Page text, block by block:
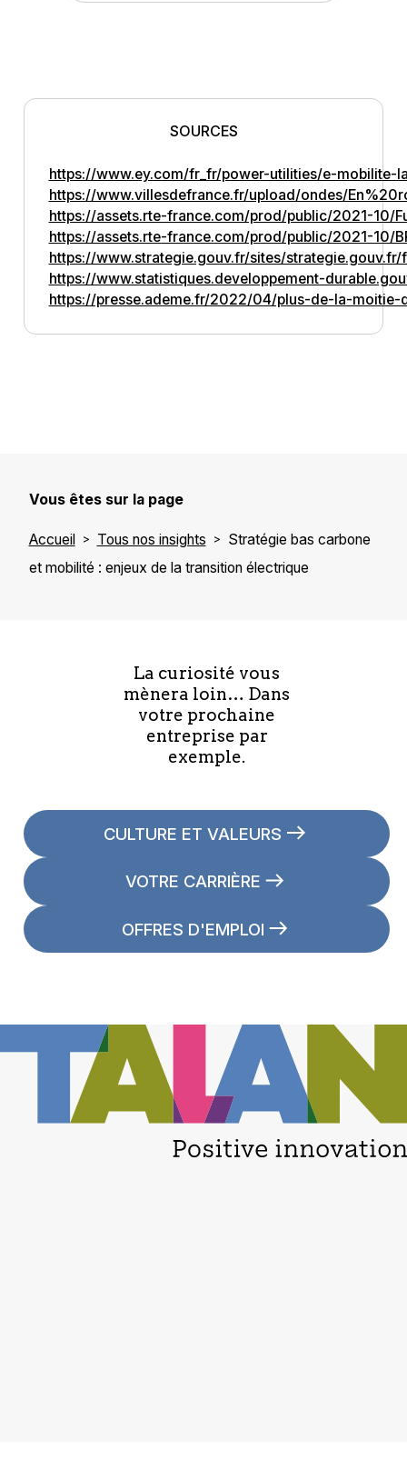
SOURCES
https://www.ey.com/fr_fr/power-utilities/e-
https://www.villesdefrance.fr/upload/ondes/
https://assets.rte-france.com/prod/public/2021-10/
https://assets.rte-france.com/prod/public/2021-10/
https://www.strategie.gouv.fr/sites/
https://www.statistiques.developpement-
https://presse.ademe.fr/2022/04/plus-de-la-moitie-
Vous êtes sur la page
Accueil Tous nos insights
Stratégie bas carbone
et mobilité : enjeux de la transition électrique
La curiosité vous
mènera loin… Dans
votre prochaine
entreprise par
exemple.
CULTURE ET VALEURS
VOTRE CARRIÈRE
OFFRES D'EMPLOI